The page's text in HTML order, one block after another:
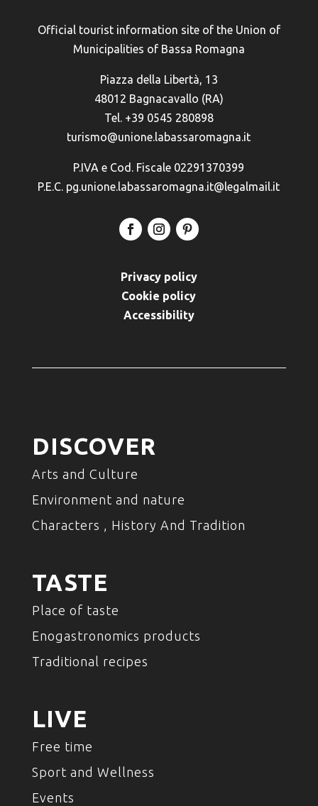
Official tourist information site of the Union of
Municipalities of Bassa Romagna
Piazza della Libertà, 13
48012 Bagnacavallo (RA)
Tel. +39 0545 280898
turismo@unione.labassaromagna.it
P.IVA e Cod. Fiscale 02291370399
P.E.C. pg.unione.labassaromagna.it@legalmail.it
Privacy policy
Cookie policy
Accessibility
DISCOVER
Arts and Culture
Environment and nature
Characters , History And Tradition
TASTE
Place of taste
Enogastronomics products
Traditional recipes
LIVE
Free time
Sport and Wellness
Events